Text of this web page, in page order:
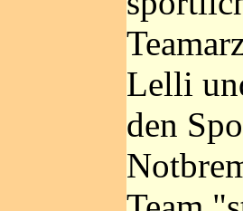
Lelli
den